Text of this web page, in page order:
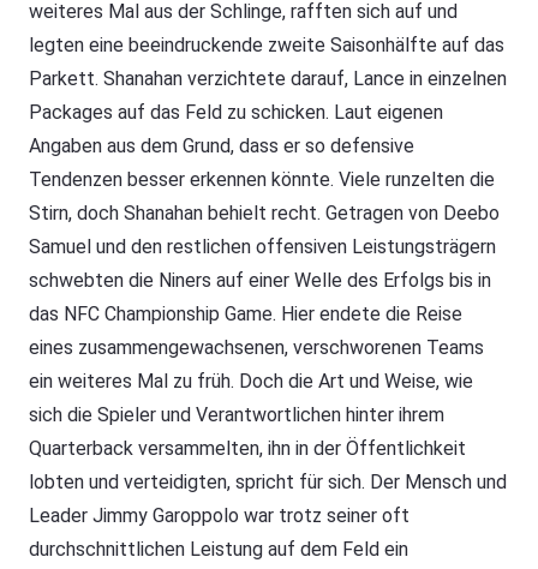
weiteres Mal aus der Schlinge, rafften sich auf und
legten eine beeindruckende zweite Saisonhälfte auf das
Parkett. Shanahan verzichtete darauf, Lance in einzelnen
Packages auf das Feld zu schicken. Laut eigenen
Angaben aus dem Grund, dass er so defensive
Tendenzen besser erkennen könnte. Viele runzelten die
Stirn, doch Shanahan behielt recht. Getragen von Deebo
Samuel und den restlichen offensiven Leistungsträgern
schwebten die Niners auf einer Welle des Erfolgs bis in
das NFC Championship Game. Hier endete die Reise
eines zusammengewachsenen, verschworenen Teams
ein weiteres Mal zu früh. Doch die Art und Weise, wie
sich die Spieler und Verantwortlichen hinter ihrem
Quarterback versammelten, ihn in der Öffentlichkeit
lobten und verteidigten, spricht für sich. Der Mensch und
Leader Jimmy Garoppolo war trotz seiner oft
durchschnittlichen Leistung auf dem Feld ein